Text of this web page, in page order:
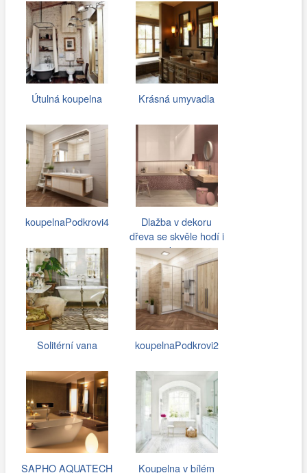
Útulná koupelna Krásná umyvadla
koupelnaPodkrovi4
Dlažba v dekoru
dřeva se skvěle hodí i
k…
Solitérní vana koupelnaPodkrovi2
SAPHO AQUATECH Koupelna v bílém